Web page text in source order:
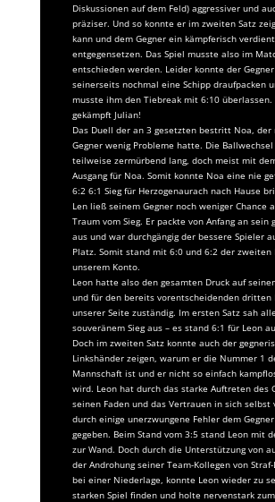
Diskussionen auf dem Feld) aggressiver und
präziser. Und so konnte er im zweiten Satz
kann und dem Gegner ein kämpferisch
entgegensetzen. Das Spiel musste also im
entschieden werden. Leider konnte der
seinerseits nochmal eine Schipp draufpacken
musste ihm den Tiebreak mit 6:10 überlassen.
gekämpft Julian!
Das Duell der an 3 gesetzten bestritt Noa, der
Gegner wenig Probleme hatte. Die
teilweise zermürbend lang, doch meist mit
Ausgang für Noa. Somit konnte Noa eine nie
6:2 6:1 Sieg für Herzogenaurach nach Hause
Len ließ seinem Gegner noch weniger Chance
Traum vom Sieg. Er packte von Anfang an sein
aus und war durchgängig der bessere Spieler
Platz. Somit stand mit 6:0 und 6:2 der zweiten
unserem Konto.
Leon hatte also den gesamten Druck auf
und für den bereits vorentscheidenden dritten
unserer Seite zuständig. Im ersten Satz sah
souveränem Sieg aus – es stand 6:1 für Leon
Doch im zweiten Satz konnte auch der
Linkshänder zeigen, warum er die Nummer 1
Mannschaft ist und er nicht so einfach
wird. Leon hat durch das starke Auftreten des
seinen Faden und das Vertrauen in sich selbst
durch einige unerzwungene Fehler dem
gegeben. Beim Stand vom 3:5 stand Leon mit
zur Wand. Doch durch die Unterstützung von
der Androhung seiner Team-Kollegen von
bei einer Niederlage, konnte Leon wieder zu
starken Spiel finden und holte nervenstark